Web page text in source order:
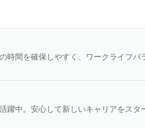
任せします。
布、爪切り
タリング
タリング
時間を確保しやすく、ワークライフバ
躍中。安心して新しいキャリアをスタ